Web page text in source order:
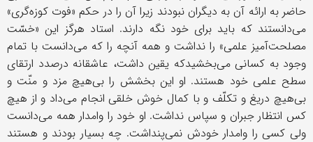
حاضر به ارائه آن به دیگران نبودند زیرا آن را در حکم «فوت کوزه‌گری»
می‌دانستند که باید برای خود نگه دارند. استاد هرگز این «خسّت
مصلحت‌آمیز علمی» را نداشت و همه آنچه را که می‌دانست با تمام
وجود به کسانی می‌بخشیدکه یقین داشت، عاشقانه درصدد ارتقای
سطح علمی خود هستند. او این بخشش را بی‌هیچ مزد و منّت و
بی‌هیچ دریغ و تکلّف و با کمال خوش خلقی انجام می‌داد و از هیچ‌
کس انتظار جبران و سپاس نداشت. او خود را وامدار همه می‌دانست
ولی کسی را وامدار خودش نمی‌پنداشت. چه بسیار بودند و هستند